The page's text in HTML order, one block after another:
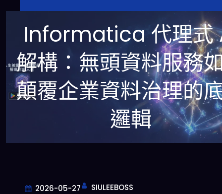
Informatica 代理式
解構：無頭資料服務
顛覆企業資料治理的
邏輯
2026-05-27 SIULEEBOSS